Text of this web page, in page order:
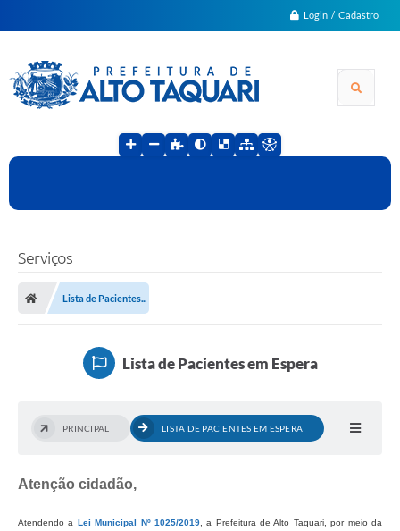
Login / Cadastro
Serviços
Lista de Pacientes...
Lista de Pacientes em Espera
PRINCIPAL LISTA DE PACIENTES EM ESPERA
Atenção cidadão,
Atendendo a Lei Municipal Nº 1025/2019, a Prefeitura de Alto Taquari, por meio da